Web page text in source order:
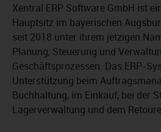
Xentral ERP Software GmbH ist
Hauptsitz im bayerischen
seit 2018 unter ihrem jetzigen
Planung, Steuerung und
Geschäftsprozessen. Das ERP-
Unterstützung beim
Buchhaltung, im Einkauf, bei der
Lagerverwaltung und dem